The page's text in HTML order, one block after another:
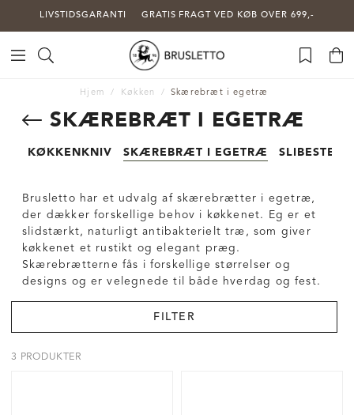
LIVSTIDSGARANTI GRATIS FRAGT VED KØB OVER 699,-
Hjem Køkken Skærebræt i egetræ
SKÆREBRÆT I EGETRÆ
KØKKENKNIV SKÆREBRÆT I EGETRÆ SLIBESTEN
Brusletto har et udvalg af skærebrætter i egetræ,
der dækker forskellige behov i køkkenet. Eg er et
slidstærkt, naturligt antibakterielt træ, som giver
køkkenet et rustikt og elegant præg.
Skærebrætterne fås i forskellige størrelser og
designs og er velegnede til både hverdag og fest.
FILTER
3 PRODUKTER